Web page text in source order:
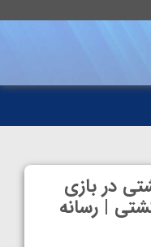
در بازی
| رسانه